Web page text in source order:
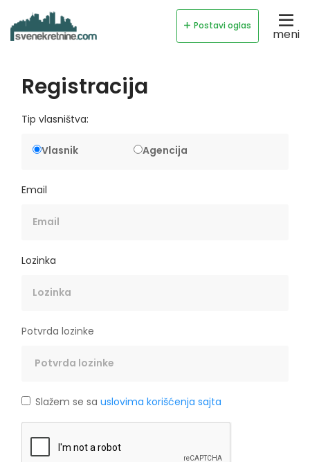
Postavi oglas
meni
Registracija
Tip vlasništva:
Vlasnik Agencija
Email
Lozinka
Potvrda lozinke
Slažem se sa uslovima korišćenja sajta